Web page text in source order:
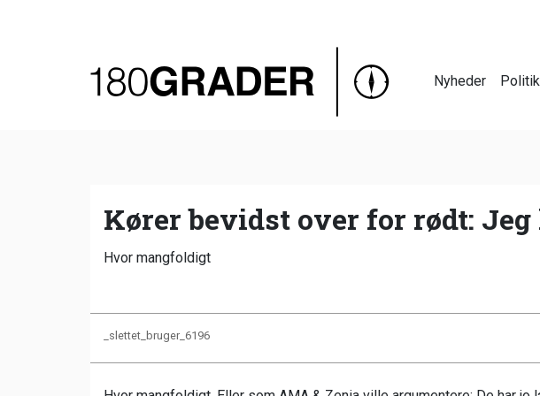
Nyheder Politik
Kører bevidst over for rødt:
Hvor mangfoldigt
_slettet_bruger_6196